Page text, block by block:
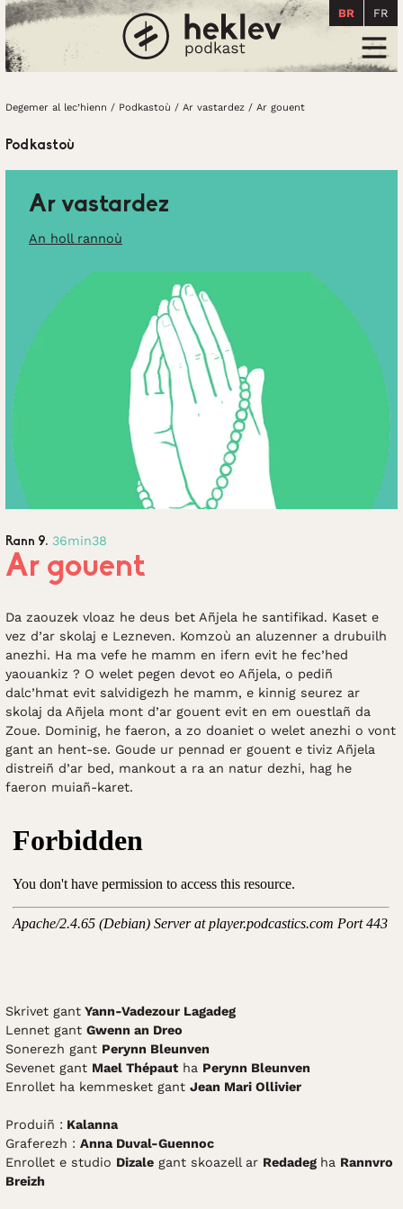
Degemer al lec’hienn
BR FR
Degemer al lec’hienn / Podkastoù / Ar vastardez / Ar gouent
Podkastoù
Ar vastardez
An holl rannoù
Rann 9. 36min38
Ar gouent
Da zaouzek vloaz he deus bet Añjela he santifikad. Kaset e
vez d’ar skolaj e Lezneven. Komzoù an aluzenner a drubuilh
anezhi. Ha ma vefe he mamm en ifern evit he fec’hed
yaouankiz ? O welet pegen devot eo Añjela, o pediñ
dalc’hmat evit salvidigezh he mamm, e kinnig seurez ar
skolaj da Añjela mont d’ar gouent evit en em ouestlañ da
Zoue. Dominig, he faeron, a zo doaniet o welet anezhi o vont
gant an hent-se. Goude ur pennad er gouent e tiviz Añjela
distreiñ d’ar bed, mankout a ra an natur dezhi, hag he
faeron muiañ-karet.
Skrivet gant Yann-Vadezour Lagadeg
Lennet gantGwenn an Dreo
Sonerezh gant Perynn Bleunven
Sevenet gant Mael Thépaut ha Perynn Bleunven
Enrollet ha kemmesket gantJean Mari Ollivier
Produiñ : Kalanna
Graferezh :Anna Duval-Guennoc
Enrollet e studio Dizale gant skoazell ar Redadeg ha Rannvro
Breizh